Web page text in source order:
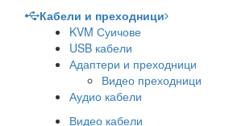
Кабели и преходници
KVM Суичове
USB кабели
Адаптери и преходници
Видео преходници
Аудио кабели
Видео кабели